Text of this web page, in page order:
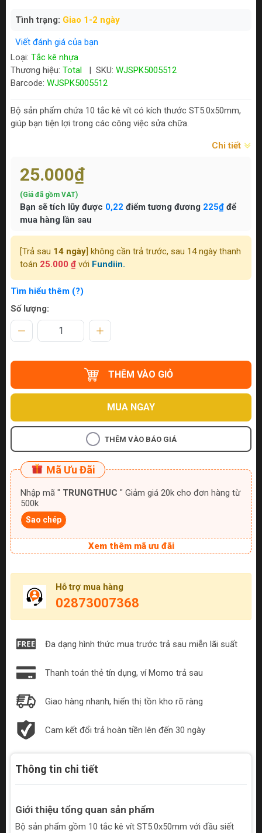
Tình trạng: Giao 1-2 ngày
Viết đánh giá của bạn
Loại: Tắc kê nhựa
Thương hiệu: Total SKU: WJSPK5005512
Barcode: WJSPK5005512
Bộ sản phẩm chứa 10 tắc kê vít có kích thước ST5.0x50mm,
giúp bạn tiện lợi trong các công việc sửa chữa.
Chi tiết
25.000₫
(Giá đã gồm VAT)
Bạn sẽ tích lũy được 0,22 điểm tương đương 225₫ để
mua hàng lần sau
[Trả sau 14 ngày ] không cần trả trước, sau 14 ngày thanh
toán 25.000 ₫ với Fundiin.
Tìm hiểu thêm (?)
Số lượng:
THÊM VÀO GIỎ
MUA NGAY
THÊM VÀO BÁO GIÁ
Mã Ưu Đãi
Nhập mã " TRUNGTHUC " Giảm giá 20k cho đơn hàng từ
500k
Sao chép
Xem thêm mã ưu đãi
Hỗ trợ mua hàng
02873007368
Đa dạng hình thức mua trước trả sau miễn lãi suất
Thanh toán thẻ tín dụng, ví Momo trả sau
Giao hàng nhanh, hiển thị tồn kho rõ ràng
Cam kết đổi trả hoàn tiền lên đến 30 ngày
Thông tin chi tiết
Giới thiệu tổng quan sản phẩm
Bộ sản phẩm gồm 10 tắc kê vít ST5.0x50mm với đầu siết